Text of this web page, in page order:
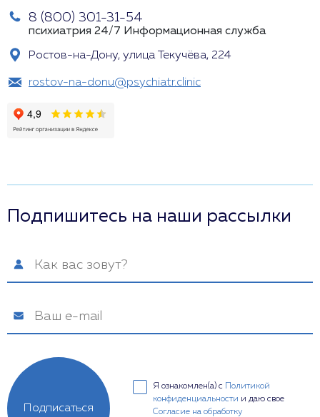
8 (800) 301-31-54
психиатрия 24/7 Информационная служба
Ростов-на-Дону, улица Текучёва, 224
rostov-na-donu@psychiatr.clinic
Подпишитесь на наши рассылки
Я ознакомлен(а) с
Политикой
конфиденциальности и даю свое
Согласие на обработку
Подписаться